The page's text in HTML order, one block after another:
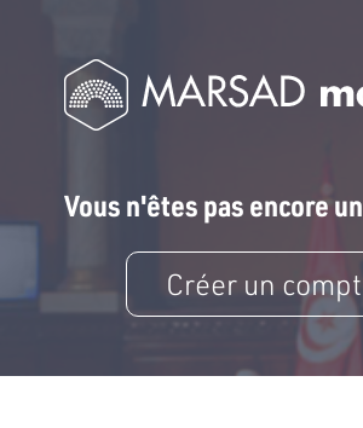
Vous n'êtes pas encore
Créer un